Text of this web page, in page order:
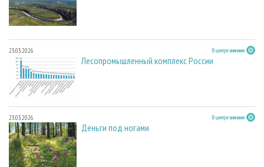
23.03.2026 В центре внимания
Лесопромышленный комплекс России
23.03.2026 В центре внимания
Деньги под ногами